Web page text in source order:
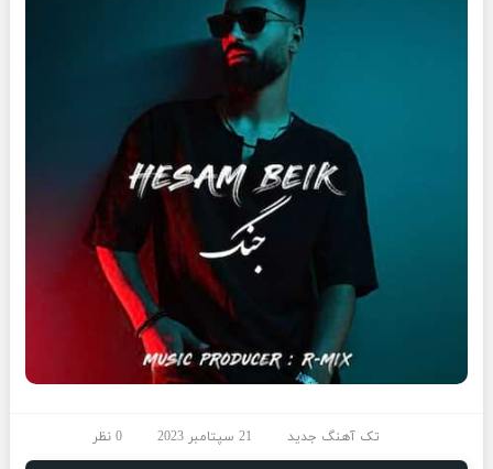
تک آهنگ جدید 21 سپتامبر 2023 0 نظر